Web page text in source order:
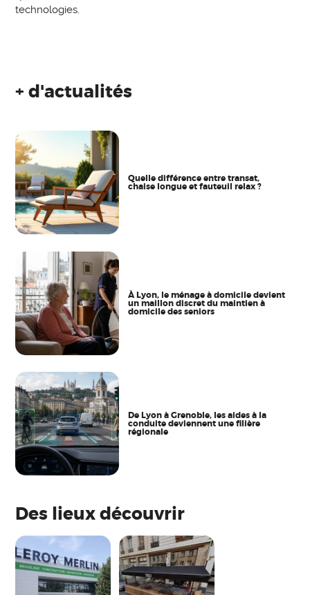
technologies.
+ d'actualités
Quelle différence entre transat,
chaise longue et fauteuil relax ?
À Lyon, le ménage à domicile devient
un maillon discret du maintien à
domicile des seniors
De Lyon à Grenoble, les aides à la
conduite deviennent une filière
régionale
Des lieux découvrir